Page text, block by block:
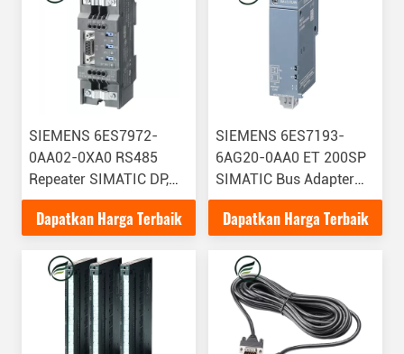
SIEMENS 6ES7972-
0AA02-0XA0 RS485
Repeater SIMATIC DP,
RS 485 Repeater untuk
menghubungkan
Dapatkan Harga Terbaik
SIEMENS 6ES7193-
6AG20-0AA0 ET 200SP
SIMATIC Bus Adapter
BA LC/RJ45, 1x LC FO
Interface dan 1 RJ45
Dapatkan Harga Terbaik